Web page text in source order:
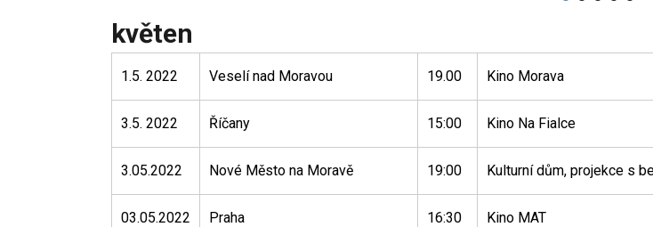
květen
1.5. 2022 Veselí nad Moravou 19.00 Kino Morava
3.5. 2022 Říčany 15:00 Kino Na Fialce
3.05.2022 Nové Město na Moravě 19:00 Kulturní dům, projekce s
03.05.2022 Praha 16:30 Kino MAT